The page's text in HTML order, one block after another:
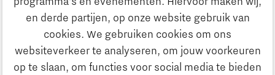
en derde partijen, op onze website gebruik van
cookies. We gebruiken cookies om ons
websiteverkeer te analyseren, om jouw voorkeuren
op te slaan, om functies voor social media te bieden
Ontdek Brainport
Innovatie
Maatschappelijk
Strategie & Organisatie